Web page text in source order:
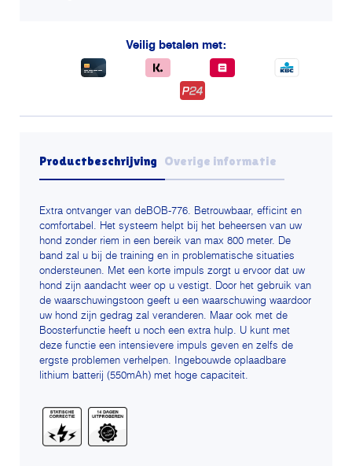
Veilig betalen met:
Productbeschrijving Overige informatie
Extra ontvanger van deBOB-776. Betrouwbaar, efficint en
comfortabel. Het systeem helpt bij het beheersen van uw
hond zonder riem in een bereik van max 800 meter. De
band zal u bij de training en in problematische situaties
ondersteunen. Met een korte impuls zorgt u ervoor dat uw
hond zijn aandacht weer op u vestigt. Door het gebruik van
de waarschuwingstoon geeft u een waarschuwing waardoor
uw hond zijn gedrag zal veranderen. Maar ook met de
Boosterfunctie heeft u noch een extra hulp. U kunt met
deze functie een intensievere impuls geven en zelfs de
ergste problemen verhelpen. Ingebouwde oplaadbare
lithium batterij (550mAh) met hoge capaciteit.